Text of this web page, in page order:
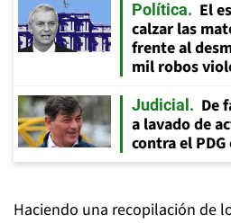
Política
El
calzar las
frente al
mil robos
Judicial
De
a lavado de
contra el PDG
Haciendo una recopilación de